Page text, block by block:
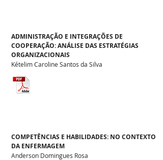
Kételim Caroline Santos da Silva
ADMINISTRAÇÃO E INTEGRAÇÕES DE
COOPERAÇÃO: ANÁLISE DAS ESTRATÉGIAS
ORGANIZACIONAIS
Anderson Domingues Rosa
COMPETÊNCIAS E HABILIDADES: NO CONTEXTO
DA ENFERMAGEM